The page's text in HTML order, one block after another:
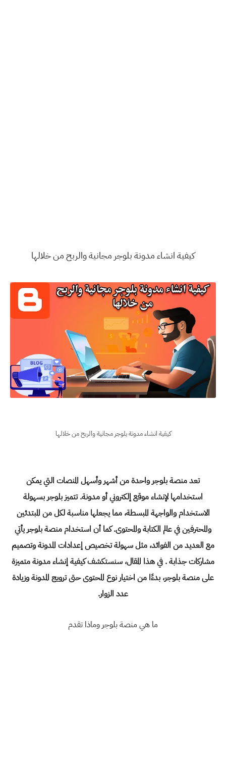
كيفية انشاء مدونة بلوجر مجانية والربح من خلالها
كيفية انشاء مدونة بلوجر مجانية والربح من خلالها
تعدمنصة بلوجرواحدة من أشهر وأسهل المنصات التي يمكن
استخدامهالإنشاء موقع إلكتروني أو مدونة. تتميز بلوجر بسهولة
الاستخدام والواجهة المبسطة، مما يجعلها مناسبة لكل من المبتدئين
والمحترفين في عالم الكتابة والمحتوى. كما أن استخدام منصةبلوجر يأتي
مع العديد من الفوائد، مثل سهولة تخصيص إعدادات المدونة وتصميم
مشاركات جذابة . في هذا المقال، سنستكشف كيفيةإنشاء مدونةمتميزة
على منصةبلوجر، بدءًا من اختيار نوع المحتوى حتى ترويج المدونة وزيادة
عدد الزوار.
ما هي منصة بلوجر وماذا تقدم